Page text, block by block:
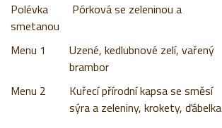
Pórková se zeleninou a
smetanou
Menu 1
Uzené, kedlubnové zelí, vařený
brambor
Menu 2
Kuřecí přírodní kapsa se směsí
sýra a zeleniny, krokety, ďábelka